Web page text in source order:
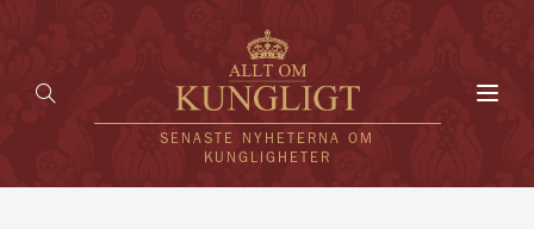
SENASTE NYHETERNA OM
KUNGLIGHETER